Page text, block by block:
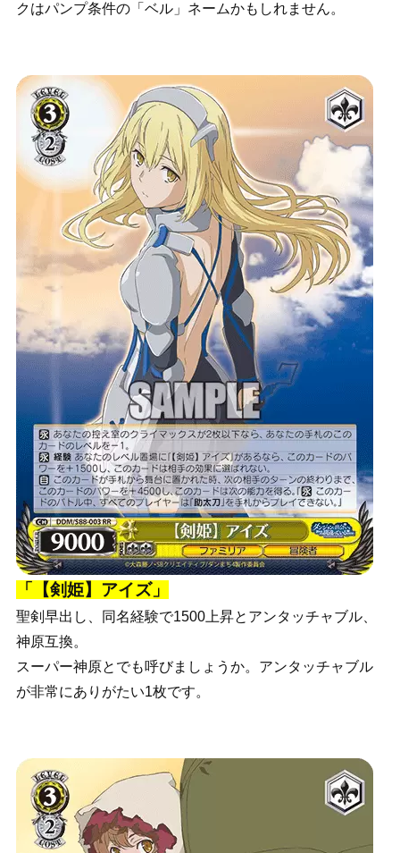
クはパンプ条件の「ベル」ネームかもしれません。
「【剣姫】アイズ」
聖剣早出し、同名経験で1500上昇とアンタッチャブル、
神原互換。
スーパー神原とでも呼びましょうか。アンタッチャブル
が非常にありがたい1枚です。